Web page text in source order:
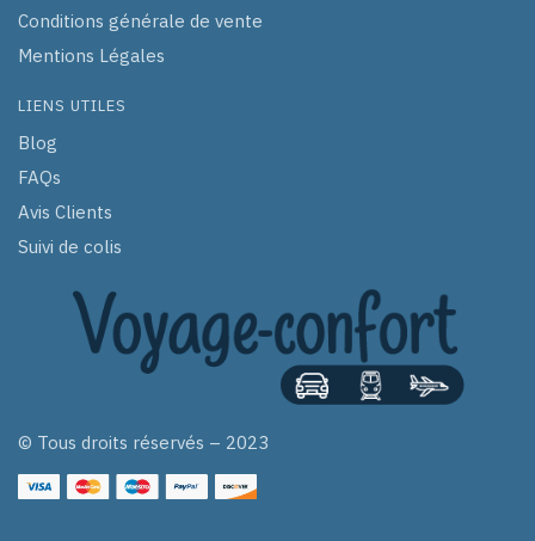
Conditions générale de vente
Mentions Légales
LIENS UTILES
Blog
FAQs
Avis Clients
Suivi de colis
© Tous droits réservés – 2023